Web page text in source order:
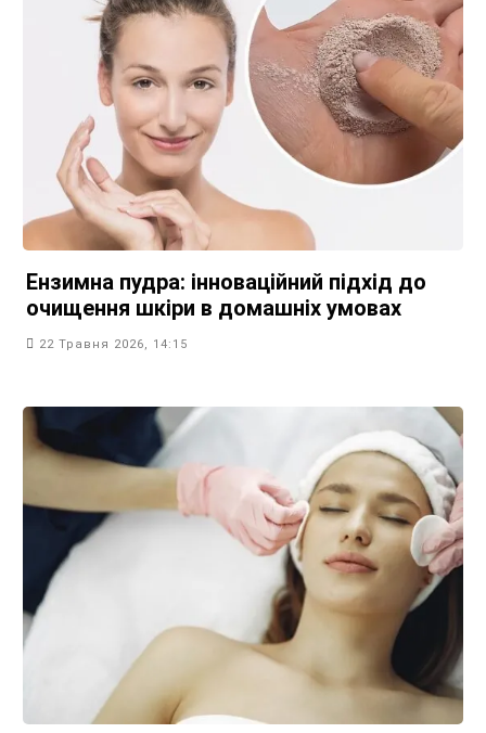
Ензимна пудра: інноваційний підхід до
очищення шкіри в домашніх умовах
22 Травня 2026, 14:15